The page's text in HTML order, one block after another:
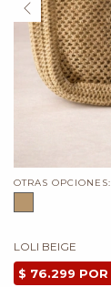
OTRAS OPCIONES:
LOLI BEIGE